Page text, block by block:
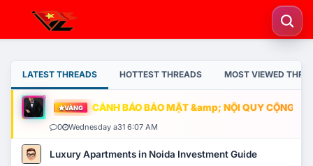
LATEST THREADS HOTTEST THREADS MOST VIEWED
VÀNG CẢNH BÁO BẢO MẬT &amp; NỘI QUY CỘNG
0 Wednesday a31 6:07 AM
Luxury Apartments in Noida Investment Guide